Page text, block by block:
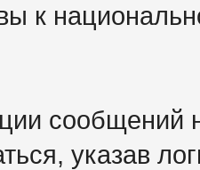
к
сообщений
указав